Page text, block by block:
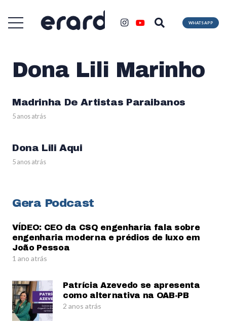
WHATSAPP
Dona Lili Marinho
Madrinha De Artistas Paraibanos
5 anos atrás
Dona Lili Aqui
5 anos atrás
Gera Podcast
VÍDEO: CEO da CSQ engenharia fala sobre
engenharia moderna e prédios de luxo em
João Pessoa
1 ano atrás
Patrícia Azevedo se apresenta
como alternativa na OAB-PB
2 anos atrás